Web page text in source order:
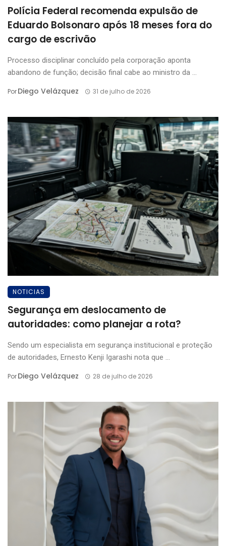
Polícia Federal recomenda expulsão de
Eduardo Bolsonaro após 18 meses fora do
cargo de escrivão
Processo disciplinar concluído pela corporação aponta
abandono de função; decisão final cabe ao ministro da ...
PorDiego Velázquez 31 de julho de 2026
NOTICIAS
Segurança em deslocamento de
autoridades: como planejar a rota?
Sendo um especialista em segurança institucional e proteção
de autoridades, Ernesto Kenji Igarashi nota que ...
PorDiego Velázquez 28 de julho de 2026